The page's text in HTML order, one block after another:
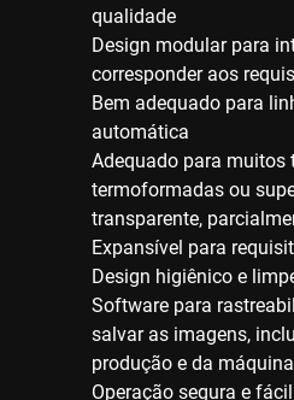
qualidade
Design modular para
corresponder aos
Bem adequado para
automática
Adequado para muitos
termoformadas ou
transparente,
Expansível para
Design higiênico e
Software para
salvar as imagens,
produção e da máquina
Operação segura e